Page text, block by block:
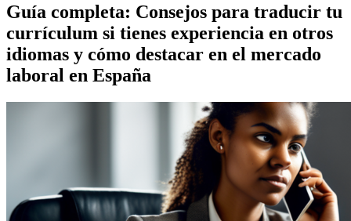
Guía completa: Consejos para traducir tu
currículum si tienes experiencia en otros
idiomas y cómo destacar en el mercado
laboral en España